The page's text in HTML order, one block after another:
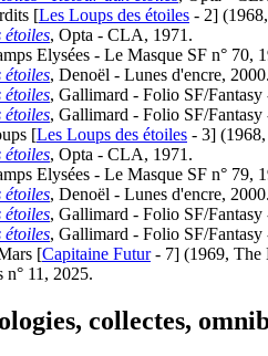
[Les Loups des étoiles - 2]
étoiles, Opta - CLA, 1971.
Elysées - Le Masque SF n° 70,
étoiles, Denoël - Lunes d'encre, 2000.
étoiles, Gallimard - Folio SF/
étoiles, Gallimard - Folio SF/
[Les Loups des étoiles - 3]
étoiles, Opta - CLA, 1971.
Elysées - Le Masque SF n° 79,
étoiles, Denoël - Lunes d'encre, 2000.
étoiles, Gallimard - Folio SF/
étoiles, Gallimard - Folio SF/
[Capitaine Futur- 7] (1969, The
11, 2025.
collectes,